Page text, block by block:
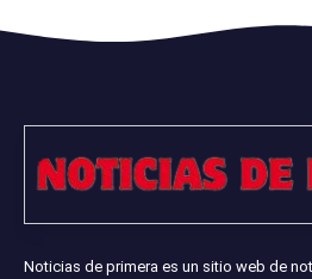
Noticias de primera es un sitio web de